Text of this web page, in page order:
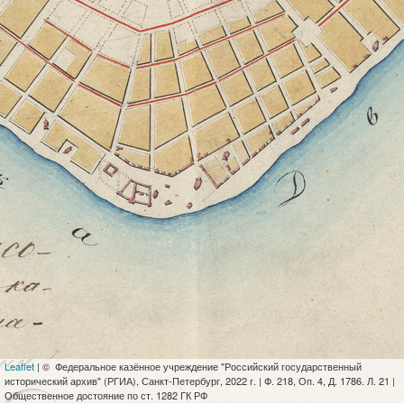
Leaflet | © Федеральное казённое учреждение "Российский государственный
исторический архив" (РГИА), Санкт-Петербург, 2022 г. | Ф. 218, Оп. 4, Д. 1786. Л. 21 |
Общественное достояние по ст. 1282 ГК РФ